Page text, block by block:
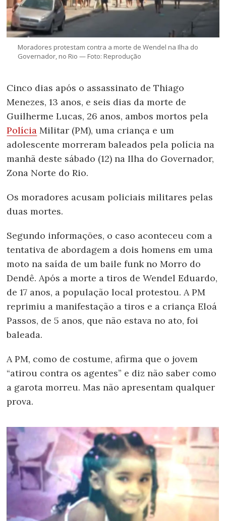
Moradores protestam contra a morte de Wendel na Ilha do
Governador, no Rio — Foto: Reprodução
Cinco dias após o assassinato de Thiago
Menezes, 13 anos, e seis dias da morte de
Guilherme Lucas, 26 anos, ambos mortos pela
Polícia Militar (PM), uma criança e um
adolescente morreram baleados pela polícia na
manhã deste sábado (12) na Ilha do Governador,
Zona Norte do Rio.
Os moradores acusam policiais militares pelas
duas mortes.
Segundo informações, o caso aconteceu com a
tentativa de abordagem a dois homens em uma
moto na saída de um baile funk no Morro do
Dendê. Após a morte a tiros de Wendel Eduardo,
de 17 anos, a população local protestou. A PM
reprimiu a manifestação a tiros e a criança Eloá
Passos, de 5 anos, que não estava no ato, foi
baleada.
A PM, como de costume, afirma que o jovem
“atirou contra os agentes” e diz não saber como
a garota morreu. Mas não apresentam qualquer
prova.